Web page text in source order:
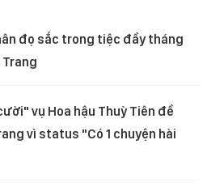
đọ sắc trong tiệc đầy tháng
Trang
vụ Hoa hậu Thuỳ Tiên đề
vì status "Có 1 chuyện hài